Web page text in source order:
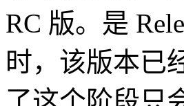
RC 版。是
时，该版本已